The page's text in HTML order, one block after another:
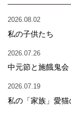
2026.08.02
私の子供たち
2026.07.26
中元節と施餓鬼会
2026.07.19
私の「家族」愛